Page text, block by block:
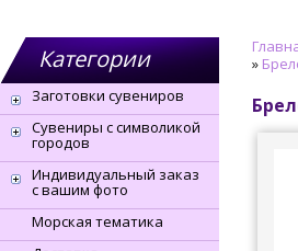
Категории
Заготовки сувениров
Сувениры с символикой
городов
Индивидуальный заказ
с вашим фото
Морская тематика
»